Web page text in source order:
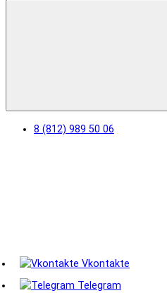
8 (812) 989 50 06
Vkontakte
Telegram